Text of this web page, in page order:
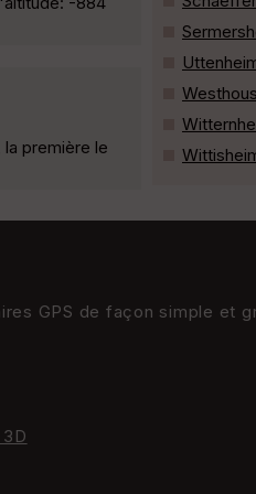
première le
GPS de façon simple et